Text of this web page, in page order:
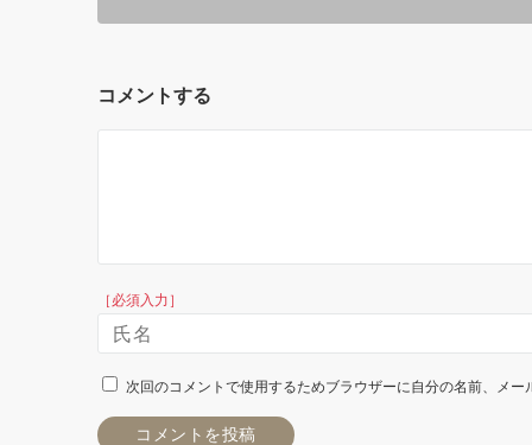
コメントする
［必須入力］
次回のコメントで使用するためブラウザーに自分の名前、メー